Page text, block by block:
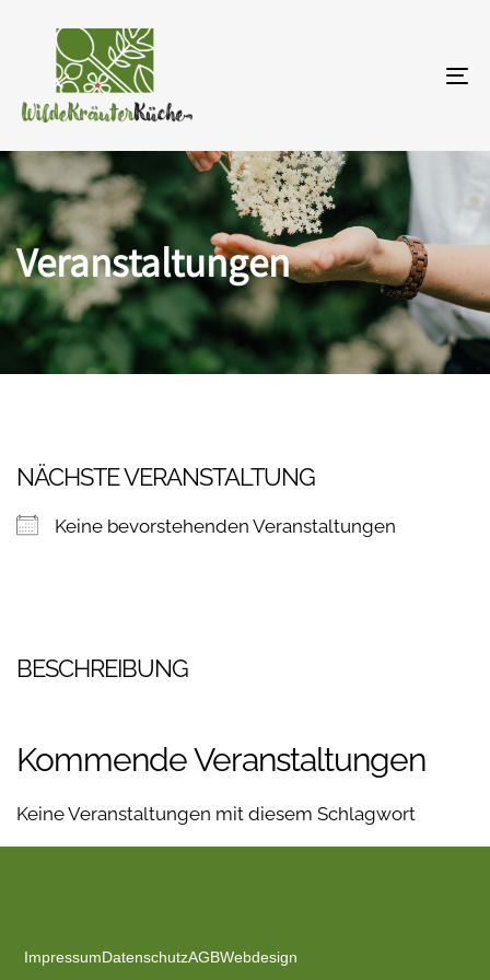
Veranstaltungen
NÄCHSTE VERANSTALTUNG
Keine bevorstehenden Veranstaltungen
BESCHREIBUNG
Kommende Veranstaltungen
Keine Veranstaltungen mit diesem Schlagwort
ImpressumDatenschutzAGBWebdesign